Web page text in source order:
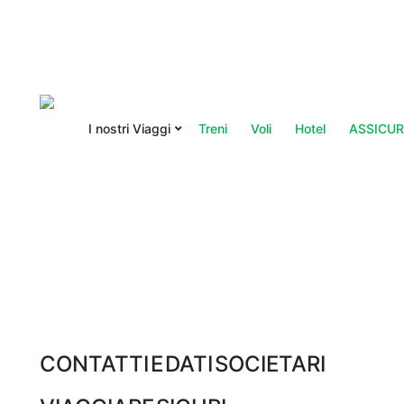
I nostri Viaggi Treni Voli Hotel
CONTATTI E DATI SOCIETARI